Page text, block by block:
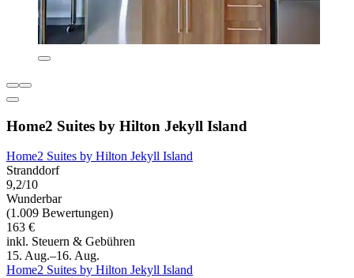
Home2 Suites by Hilton Jekyll Island
Home2 Suites by Hilton Jekyll Island
Stranddorf
9,2/10
Wunderbar
(1.009 Bewertungen)
163 €
inkl. Steuern & Gebühren
15. Aug.–16. Aug.
Home2 Suites by Hilton Jekyll Island